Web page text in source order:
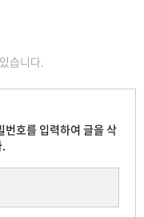
습니다.
번호를 입력하여 글을 삭